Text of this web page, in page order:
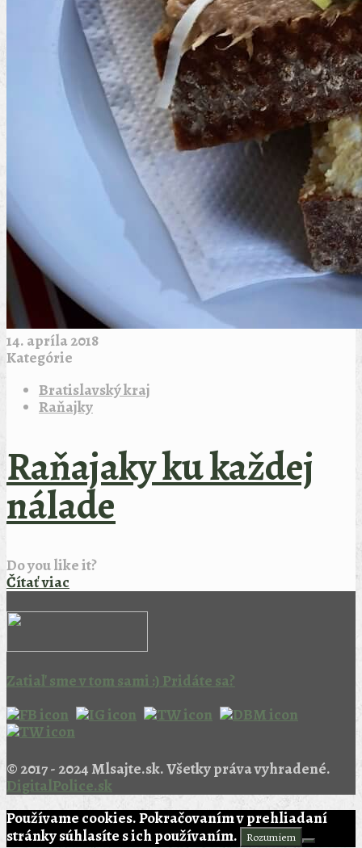
14. apríla 2018
Kategórie
Bratislavský kraj
Raňajky
Raňajaky ku každej
nálade
Do you like it?
Čítať viac
Zatiaľ sme v tom sami :) Pridáte sa?
© 2017 - 2024 Mlsajte.sk. Všetky práva vyhradené.
DigitalPolice.sk
Používame cookies. Pokračovaním v prehliadaní
stránky súhlasíte s ich používaním.
Rozumiem